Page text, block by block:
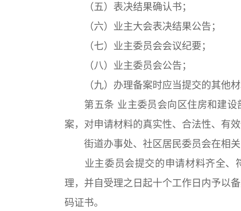
（五）表决结果确认书；
（六）业主大会表决结果公告；
（七）业主委员会会议纪要；
（八）业主委员会公告；
（九）办理备案时应当提交的其他材
第五条 业主委员会向区住房和建设
案，对申请材料的真实性、合法性、有效
街道办事处、社区居民委员会在相关
业主委员会提交的申请材料齐全、
理，并自受理之日起十个工作日内予以
码证书。